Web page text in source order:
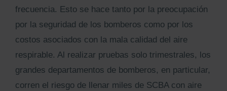
frecuencia. Esto se hace tanto por la preocupación
por la seguridad de los bomberos como por los
costos asociados con la mala calidad del aire
respirable. Al realizar pruebas solo trimestrales, los
grandes departamentos de bomberos, en particular,
corren el riesgo de llenar miles de SCBA con aire